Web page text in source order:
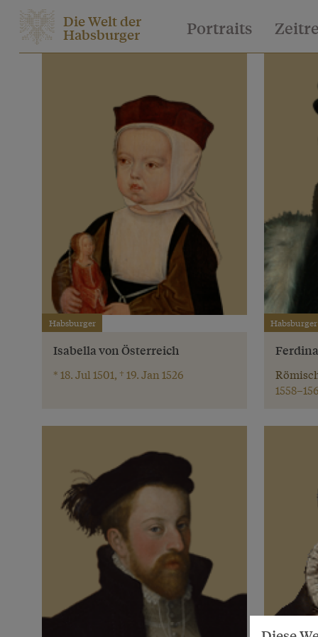
Die Welt der
Habsburger Portraits
Habsburger
Isabella von Österreich
* 18. Jul 1501, † 19. Jan 1526